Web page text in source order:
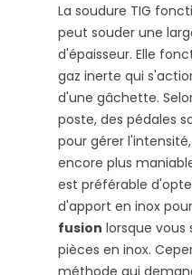
La soudure TIG
peut souder une
d'épaisseur. Elle
gaz inerte qui
d'une gâchette.
poste, des pédales
pour gérer
encore plus
est préférable
d'apport en inox
fusion lorsque vous
pièces en inox.
méthode qui